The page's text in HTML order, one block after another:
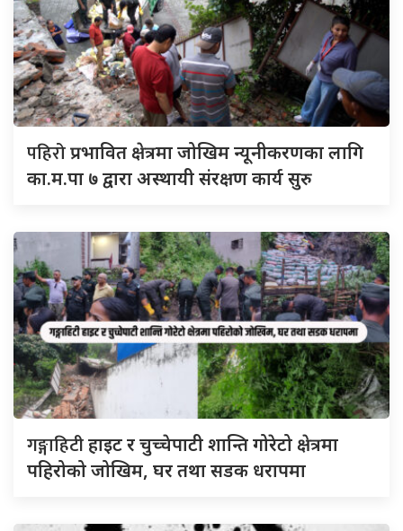
पहिरोप्रभावित क्षेत्रमा जोखिम न्यूनीकरणका लागि
का.म.पा ७ द्वारा अस्थायी संरक्षण कार्य सुरु
गङ्गाहिटीहाइट र चुच्चेपाटी शान्ति गोरेटो क्षेत्रमा
पहिरोको जोखिम, घर तथा सडक धरापमा